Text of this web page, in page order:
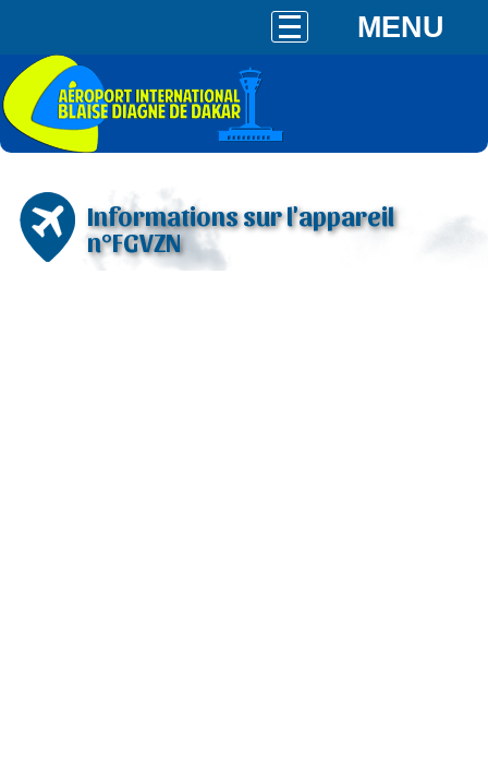
MENU
Informations sur l'appareil
n°FGVZN